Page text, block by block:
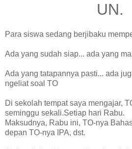
UN.
Para siswa sedang berjibaku
Ada yang sudah siap... ada yang
Ada yang tatapannya pasti... ada
ngeliat soal TO
Di sekolah tempat saya mengajar,
seminggu sekali.Setiap hari Rabu.
Maksudnya, Rabu ini, TO-nya
depan TO-nya IPA, dst.